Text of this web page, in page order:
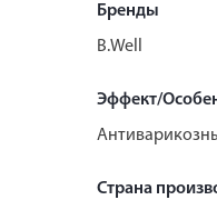
Бренды
B.Well
Эффект/
Страна